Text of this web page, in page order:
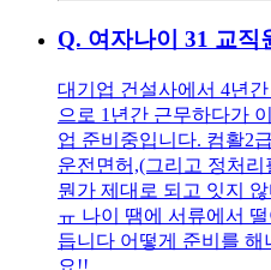
Q. 여자나이 31 교직
대기업 건설사에서 4년
으로 1년간 근무하다가
업 준비중입니다. 컴활2
운전면허,(그리고 정처
뭔가 제대로 되고 잇지
ㅠ 나이 땜에 서류에서
듭니다 어떻게 준비를 해
요!!